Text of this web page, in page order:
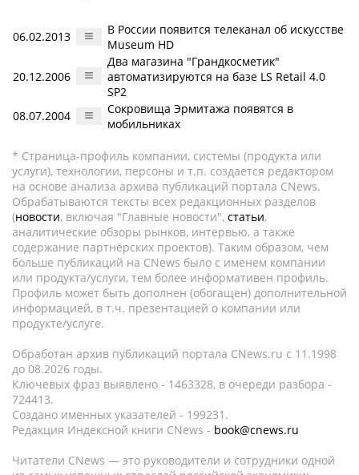
06.02.2013
В России появится телеканал об искусстве
Museum HD
20.12.2006
Два магазина "Грандкосметик"
автоматизируются на базе LS Retail 4.0
SP2
08.07.2004
Сокровища Эрмитажа появятся в
мобильниках
* Страница-профиль компании, системы (продукта или
услуги), технологии, персоны и т.п. создается редактором
на основе анализа архива публикаций портала CNews.
Обрабатываются тексты всех редакционных разделов
(новости, включая "Главные новости", статьи,
аналитические обзоры рынков, интервью, а также
содержание партнёрских проектов). Таким образом, чем
больше публикаций на CNews было с именем компании
или продукта/услуги, тем более информативен профиль.
Профиль может быть дополнен (обогащен) дополнительной
информацией, в т.ч. презентацией о компании или
продукте/услуге.
Обработан архив публикаций портала CNews.ru c 11.1998
до 08.2026 годы.
Ключевых фраз выявлено - 1463328, в очереди разбора -
724413.
Создано именных указателей - 199231.
Редакция Индексной книги CNews - book@cnews.ru
Читатели CNews — это руководители и сотрудники одной